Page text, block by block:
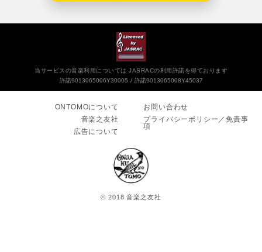
当サービスの音楽利用については JASRACの利用許諾を得ております
許諾9013065006Y30005
許諾9013065008Y45037
ONTOMOについて
音楽之友社
広告について
お問い合わせ
プライバシーポリシー／免責事
項
© 2018 音楽之友社